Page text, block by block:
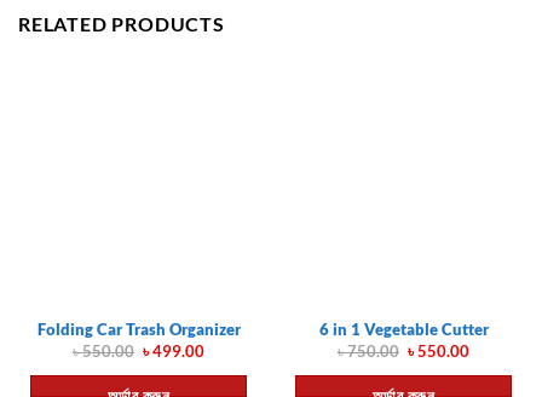
RELATED PRODUCTS
Folding Car Trash Organizer
৳550.00 Original
was:
৳499.00Current
is:
6 in 1 Vegetable Cutter
৳750.00 Original
was:
৳550.00Current
is: